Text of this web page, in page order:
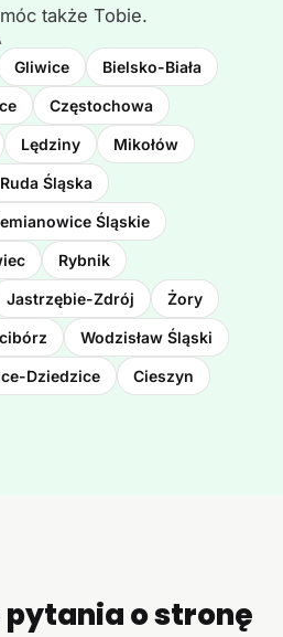
także Tobie.
Gliwice Bielsko-Biała
Częstochowa
Lędziny Mikołów
Ruda Śląska
Śląskie
Rybnik
Jastrzębie-Zdrój Żory
Wodzisław Śląski
Dziedzice Cieszyn
pytania o stronę